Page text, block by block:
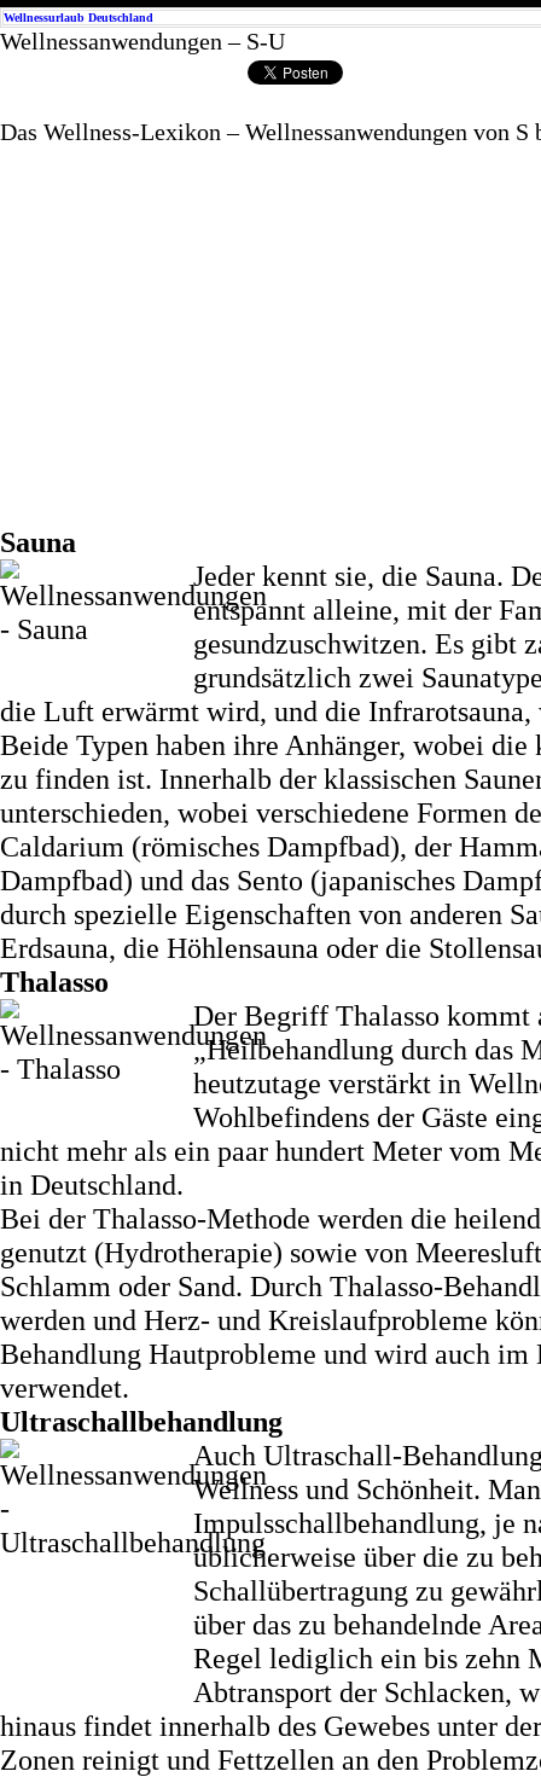
Wellnessurlaub Deutschland
Wellnessanwendungen – S-U
Das Wellness-Lexikon – Wellnessanwendungen von S
Sauna
Jeder kennt sie, die Sauna.
entspannt alleine, mit der
gesundzuschwitzen. Es gibt
grundsätzlich zwei
die Luft erwärmt wird, und die
Beide Typen haben ihre Anhänger, wobei
zu finden ist. Innerhalb der klassischen
unterschieden, wobei verschiedene Formen
Caldarium (römisches Dampfbad), der
Dampfbad) und das Sento (japanisches
durch spezielle Eigenschaften von anderen
Erdsauna, die Höhlensauna oder die
Thalasso
Der Begriff Thalasso kommt
„Heilbehandlung durch das
heutzutage verstärkt in
Wohlbefindens der Gäste
nicht mehr als ein paar hundert Meter vom
in Deutschland.
Bei der Thalasso-Methode werden die
genutzt (Hydrotherapie) sowie von
Schlamm oder Sand. Durch Thalasso-
werden und Herz- und Kreislaufprobleme
Behandlung Hautprobleme und wird auch
verwendet.
Ultraschallbehandlung
Auch Ultraschall-
Wellness und Schönheit.
Impulsschallbehandlung, je
üblicherweise über die zu
Schallübertragung zu
über das zu behandelnde
Regel lediglich ein bis zehn
Abtransport der Schlacken,
hinaus findet innerhalb des Gewebes unter
Zonen reinigt und Fettzellen an den